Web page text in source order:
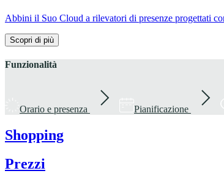
Abbini il Suo Cloud a rilevatori di presenze progettati
Scopri di più
Funzionalità
Orario e presenza Pianificazione
Shopping
Prezzi